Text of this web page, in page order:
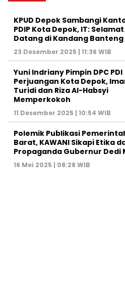
KPUD Depok Sambangi
PDIP Kota Depok, IT: Selamat
Datang di Kandang Banteng
23 Desember 2025 | 11:36 WIB
Yuni Indriany Pimpin DPC PDI
Perjuangan Kota Depok,
Turidi dan Riza Al-Habsyi
Memperkokoh
11 Desember 2025 | 10:54 WIB
Polemik Publikasi
Barat, KAWANI Sikapi Etika
Propaganda Gubernur Dedi
16 Mei 2025 | 08:28 WIB